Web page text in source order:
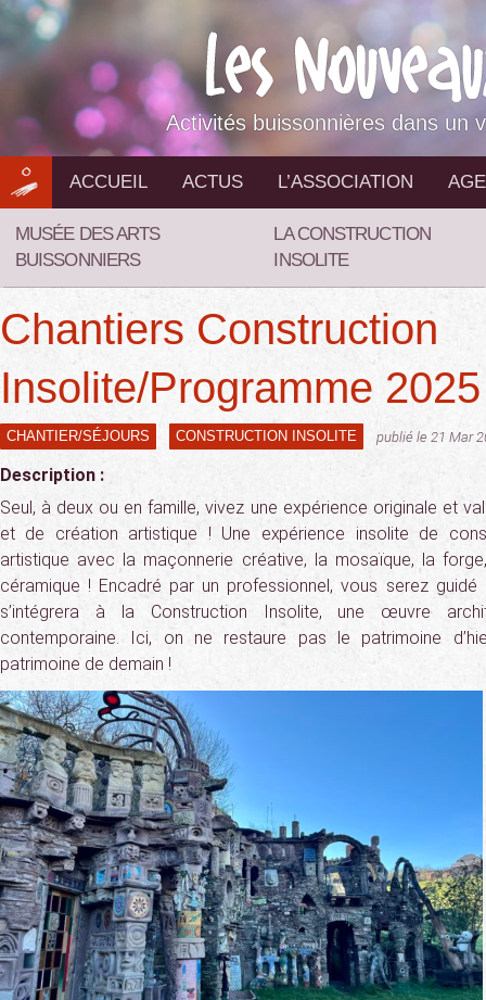
Aller
au
contenu
Activités buissonnières dans un
ACCUEIL ACTUS L’ASSOCIATION
MUSÉE DES ARTS
BUISSONNIERS
LA CONSTRUCTION
INSOLITE
Chantiers Construction
Insolite/Programme 2025
CHANTIER/SÉJOURS CONSTRUCTION INSOLITE publié le 21 Mar
Description :
Seul, à deux ou en famille, vivez une expérience originale et
et de création artistique ! Une expérience insolite de
artistique avec la maçonnerie créative, la mosaïque, la
céramique ! Encadré par un professionnel, vous serez
s’intégrera à la Construction Insolite, une œuvre
contemporaine. Ici, on ne restaure pas le patrimoine
patrimoine de demain !